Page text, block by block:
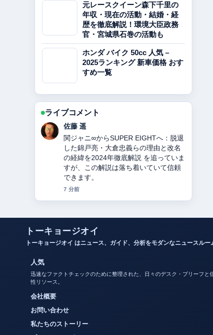
元レースクイーン森下千里の
年収・現在の活動・結婚・経
歴を徹底解説！環境大臣政務
官・宮城県石巻の活動も
ホンダ バイク 50cc 人気 –
2025ランキング 新車価格 おす
すめ一覧
ライブコメント
伊藤 芽衣
教会とは？意味・役割・宗派の違いを
徹底解説 の背景説明が助かります。ラ
イブ更新を続けてください。
9 分前
トーキョージオイ はニュース、ガイド、分析をモダンなニュースル
人気
迅速なファクトチェックのために整理された、日々のデスク・ブリーフと
性リソース。
会社概要
お問い合わせ
私たちのストーリー
プライバシーポリシー